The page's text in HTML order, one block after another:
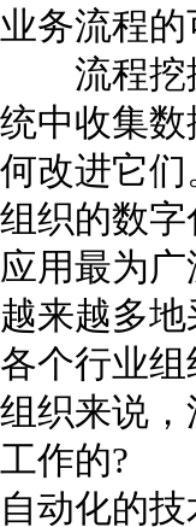
业务流程
流程挖掘
统中收集
何改进它
组织的数
应用最为
越来越多
各个行业
组织来说
工作的?
自动化的